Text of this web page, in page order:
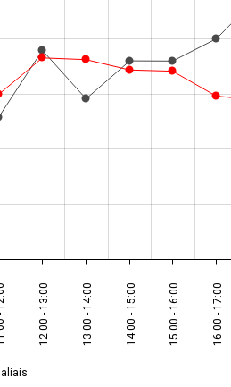
12:00 - 13:00 13:00 - 14:00 14:00 - 15:00 15:00 - 16:00 16:00 - 17:00